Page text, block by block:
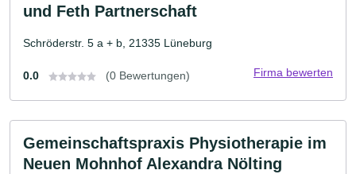
und Feth Partnerschaft
Schröderstr. 5 a + b, 21335 Lüneburg
0.0 (0 Bewertungen) Firma bewerten
Gemeinschaftspraxis Physiotherapie im
Neuen Mohnhof Alexandra Nölting